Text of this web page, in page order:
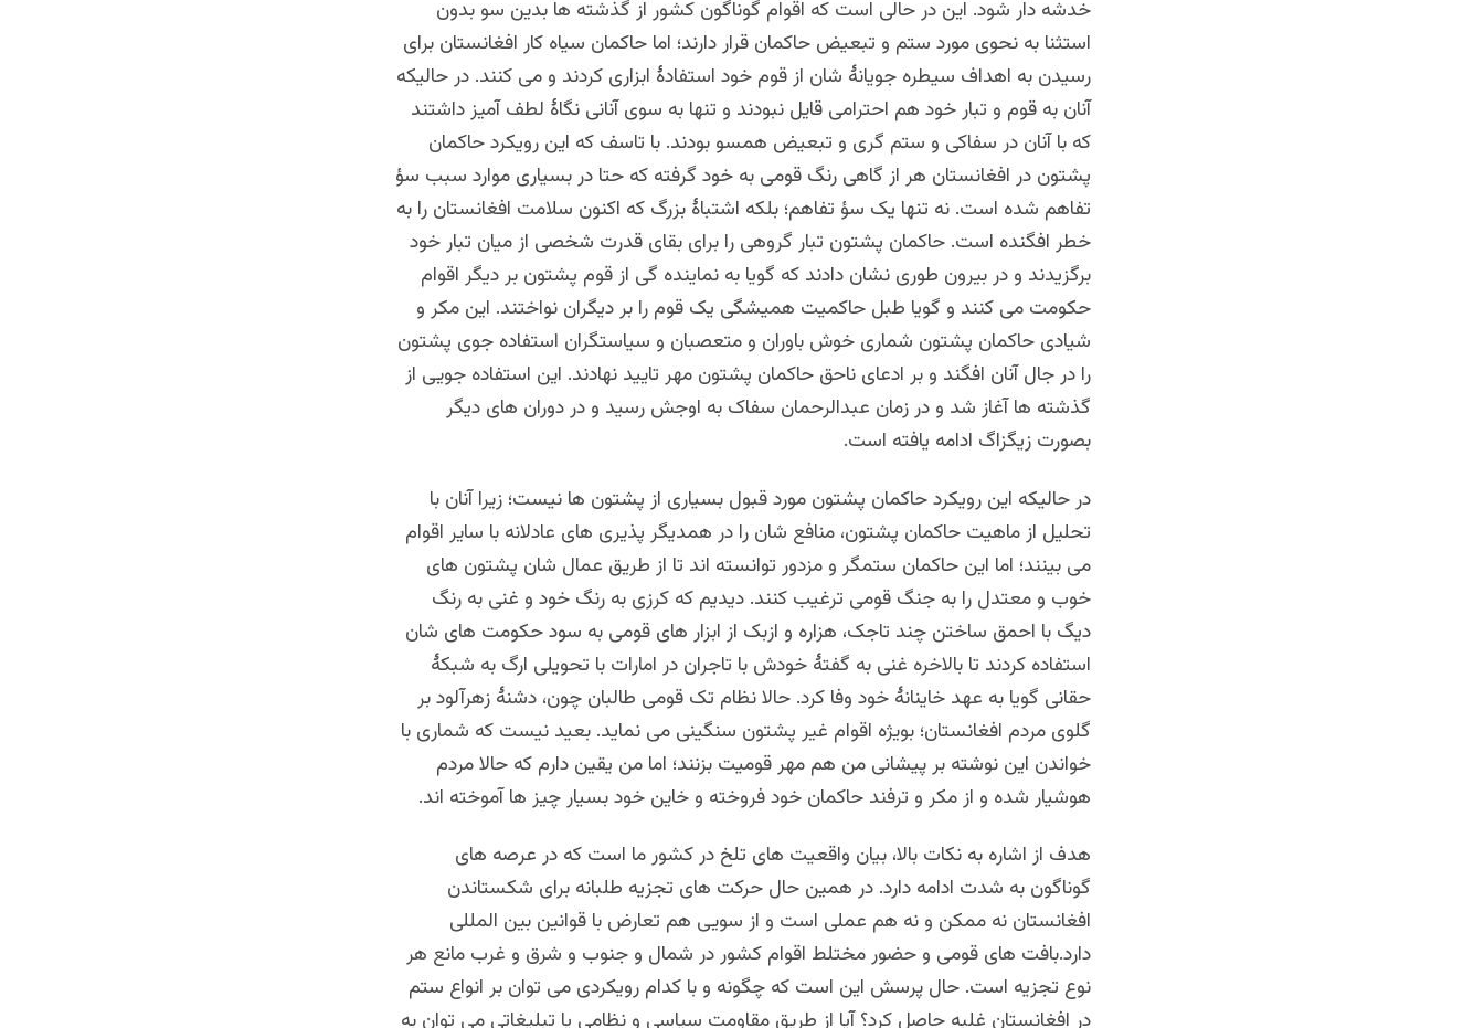
خدشه دار شود. این در حالی است که اقوام گوناگون کشور از گذشته ها بدین سو بدون
استثنا به نحوی مورد ستم و تبعیض حاکمان قرار دارند؛ اما حاکمان سیاه کار افغانستان برای
رسیدن به اهداف سیطره جویانۀ شان از قوم خود استفادۀ ابزاری کردند و می کنند. در حالیکه
آنان به قوم و تبار خود هم احترامی قایل نبودند و تنها به سوی آنانی نگاۀ لطف آمیز داشتند
که با آنان در سفاکی و ستم گری و تبعیض همسو بودند. با تاسف که این رویکرد حاکمان
پشتون در افغانستان هر از گاهی رنگ قومی به خود گرفته که حتا در بسیاری موارد سبب سؤ
تفاهم شده است. نه تنها یک سؤ تفاهم؛ بلکه اشتباۀ بزرگ که اکنون سلامت افغانستان را به
خطر افگنده است. حاکمان پشتون تبار گروهی را برای بقای قدرت شخصی از میان تبار خود
برگزیدند و در بیرون طوری نشان دادند که گویا به نماینده گی از قوم پشتون بر دیگر اقوام
حکومت می کنند و گویا طبل حاکمیت همیشگی یک قوم را بر دیگران نواختند. این مکر و
شیادی حاکمان پشتون شماری خوش باوران و متعصبان و سیاستگران استفاده جوی پشتون
را در جال آنان افگند و بر ادعای ناحق حاکمان پشتون مهر تایید نهادند. این استفاده جویی از
گذشته ها آغاز شد و در زمان عبدالرحمان سفاک به اوجش رسید و در دوران های دیگر
بصورت زیگزاگ ادامه یافته است.
در حالیکه این رویکرد حاکمان پشتون مورد قبول بسیاری از پشتون ها نیست؛ زیرا آنان با
تحلیل از ماهیت حاکمان پشتون، منافع شان را در همدیگر پذیری های عادلانه با سایر اقوام
می بینند؛ اما این حاکمان ستمگر و مزدور توانسته اند تا از طریق عمال شان پشتون های
خوب و معتدل را به جنگ قومی ترغیب کنند. دیدیم که کرزی به رنگ خود و غنی به رنگ
دیگ با احمق ساختن چند تاجک، هزاره و ازبک از ابزار های قومی به سود حکومت های شان
استفاده کردند تا بالاخره غنی به گفتۀ خودش با تاجران در امارات با تحویلی ارگ به شبکۀ
حقانی گویا به عهد خاینانۀ خود وفا کرد. حالا نظام تک قومی طالبان چون، دشنۀ زهرآلود بر
گلوی مردم افغانستان؛ بویژه اقوام غیر پشتون سنگینی می نماید. بعید نیست که شماری با
خواندن این نوشته بر پیشانی من هم مهر قومیت بزنند؛ اما من یقین دارم که حالا مردم
هوشیار شده و از مکر و ترفند حاکمان خود فروخته و خاین خود بسیار چیز ها آموخته اند.
هدف از اشاره به نکات بالا، بیان واقعیت های تلخ در کشور ما است که در عرصه های
گوناگون به شدت ادامه دارد. در همین حال حرکت های تجزیه طلبانه برای شکستاندن
افغانستان نه ممکن و نه هم عملی است و از سویی هم تعارض با قوانین بین المللی
دارد.بافت های قومی و حضور مختلط اقوام کشور در شمال و جنوب و شرق و غرب مانع هر
نوع تجزیه است. حال پرسش این است که چگونه و با کدام رویکردی می توان بر انواع ستم
در افغانستان غلبه حاصل کرد؟ آیا از طریق مقاومت سیاسی و نظامی یا تبلیغاتی می توان به